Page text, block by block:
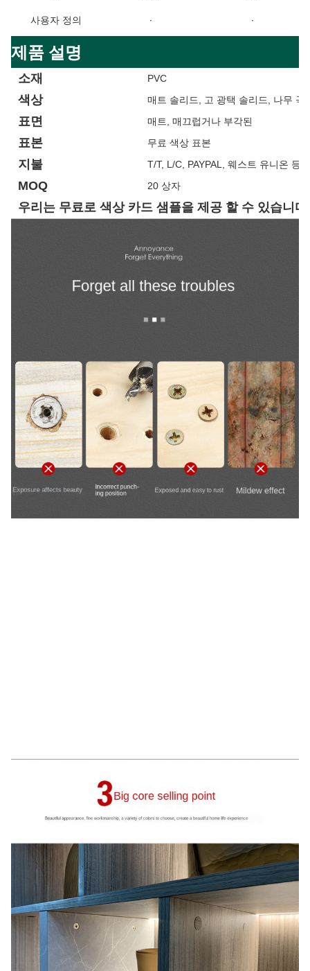
사용자 정의 ∙ ∙
제품 설명
소재 PVC
색상 매트 솔리드, 고 광택 솔리드, 나무 곡
표면 매트, 매끄럽거나 부각된
표본 무료 색상 표본
지불 T/T, L/C, PAYPAL, 웨스트 유니온 등
MOQ 20 상자
우리는 무료로 색상 카드 샘플을 제공 할 수 있습니